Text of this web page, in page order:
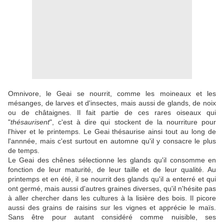
Omnivore, le Geai se nourrit, comme les moineaux et les
mésanges, de larves et d'insectes, mais aussi de glands, de noix
ou de châtaignes. Il fait partie de ces rares oiseaux qui
"thésaurisent", c'est à dire qui stockent de la nourriture pour
l'hiver et le printemps. Le Geai thésaurise ainsi tout au long de
l'annnée, mais c'est surtout en automne qu'il y consacre le plus
de temps.
Le Geai des chênes sélectionne les glands qu'il consomme en
fonction de leur maturité, de leur taille et de leur qualité. Au
printemps et en été, il se nourrit des glands qu'il a enterré et qui
ont germé, mais aussi d'autres graines diverses, qu'il n'hésite pas
à aller chercher dans les cultures à la lisière des bois. Il picore
aussi des grains de raisins sur les vignes et apprécie le maïs.
Sans être pour autant considéré comme nuisible, ses